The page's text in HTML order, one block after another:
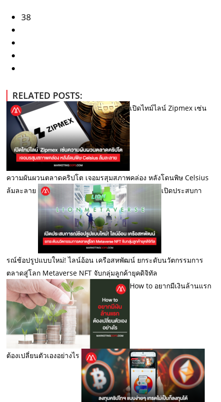
38
RELATED POSTS:
เปิดไทม์ไลน์ Zipmex เซ่น
ความผันผวนตลาดคริปโต เจอมรสุมสภาพคล่อง หลังโดนพิษ Celsius
ล้มละลาย
เปิดประสบกา
รณ์ช้อปรูปแบบใหม่! ไลน์อ้อน เครือสหพัฒน์ ยกระดับนวัตกรรมการ
ตลาดสู่โลก Metaverse NFT จับกลุ่มลูกค้ายุคดิจิทัล
How to อยากมีเงินล้านแรก
ต้องเปลี่ยนตัวเองอย่างไร